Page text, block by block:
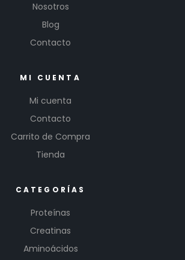
Nosotros
Blog
Contacto
MI CUENTA
Mi cuenta
Contacto
Carrito de Compra
Tienda
CATEGORÍAS
Proteínas
Creatinas
Aminoácidos